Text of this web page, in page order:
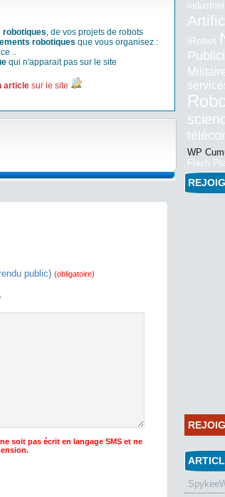
robotiques, de vos projets de robots
robotiques que vous organisez :
..
qui n'apparait pas sur le site
article sur le site
public) (obligatoire)
soit pas écrit en langage SMS et ne
industriel
iRobot
WP
Flash